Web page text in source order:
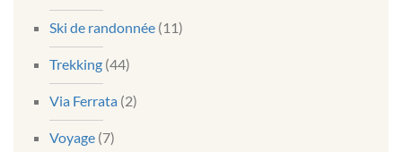
Ski de randonnée (11)
Trekking (44)
Via Ferrata (2)
Voyage (7)